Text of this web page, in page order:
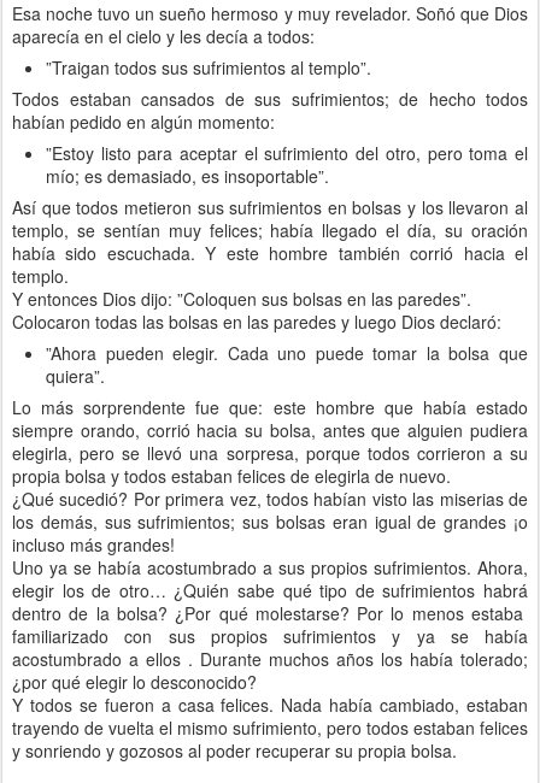
Esa noche tuvo un sueño hermoso y muy revelador. Soñó que Dios
aparecía en el cielo y les decía a todos:
”Traigan todos sus sufrimientos al templo”.
Todos estaban cansados de sus sufrimientos; de hecho todos
habían pedido en algún momento:
”Estoy listo para aceptar el sufrimiento del otro, pero toma el
mío; es demasiado, es insoportable”.
Así que todos metieron sus sufrimientos en bolsas y los llevaron al
templo, se sentían muy felices; había llegado el día, su oración
había sido escuchada. Y este hombre también corrió hacia el
templo.
Y entonces Dios dijo: ”Coloquen sus bolsas en las paredes”.
Colocaron todas las bolsas en las paredes y luego Dios declaró:
”Ahora pueden elegir. Cada uno puede tomar la bolsa que
quiera”.
Lo más sorprendente fue que: este hombre que había estado
siempre orando, corrió hacia su bolsa, antes que alguien pudiera
elegirla, pero se llevó una sorpresa, porque todos corrieron a su
propia bolsa y todos estaban felices de elegirla de nuevo.
¿Qué sucedió? Por primera vez, todos habían visto las miserias de
los demás, sus sufrimientos; sus bolsas eran igual de grandes ¡o
incluso más grandes!
Uno ya se había acostumbrado a sus propios sufrimientos. Ahora,
elegir los de otro… ¿Quién sabe qué tipo de sufrimientos habrá
dentro de la bolsa? ¿Por qué molestarse? Por lo menos estaba
familiarizado con sus propios sufrimientos y ya se había
acostumbrado a ellos . Durante muchos años los había tolerado;
¿por qué elegir lo desconocido?
Y todos se fueron a casa felices. Nada había cambiado, estaban
trayendo de vuelta el mismo sufrimiento, pero todos estaban felices
y sonriendo y gozosos al poder recuperar su propia bolsa.